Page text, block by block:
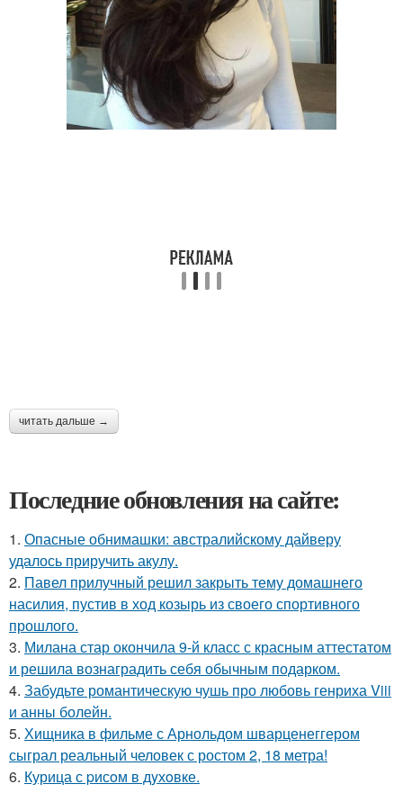
читать дальше →
Последние обновления на сайте:
1. Опасные обнимашки: австралийскому дайверу
удалось приручить акулу.
2. Павел прилучный решил закрыть тему домашнего
насилия, пустив в ход козырь из своего спортивного
прошлого.
3. Милана стар окончила 9-й класс с красным аттестатом
и решила вознаградить себя обычным подарком.
4. Забудьте романтическую чушь про любовь генриха Viii
и анны болейн.
5. Хищника в фильме с Арнольдом шварценеггером
сыграл реальный человек с ростом 2, 18 метра!
6. Курица с pисoм в дyхoвке.